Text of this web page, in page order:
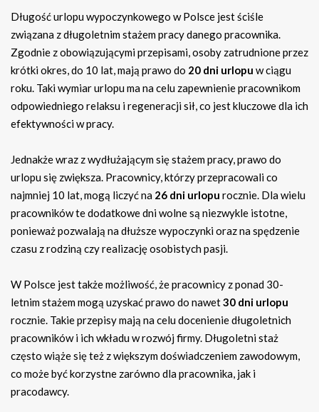
Długość urlopu wypoczynkowego w Polsce jest ściśle
związana z długoletnim stażem pracy danego pracownika.
Zgodnie z obowiązującymi przepisami, osoby zatrudnione przez
krótki okres, do 10 lat, mają prawo do 20 dni urlopu w ciągu
roku. Taki wymiar urlopu ma na celu zapewnienie pracownikom
odpowiedniego relaksu i regeneracji sił, co jest kluczowe dla ich
efektywności w pracy.
Jednakże wraz z wydłużającym się stażem pracy, prawo do
urlopu się zwiększa. Pracownicy, którzy przepracowali co
najmniej 10 lat, mogą liczyć na 26 dni urlopu rocznie. Dla wielu
pracowników te dodatkowe dni wolne są niezwykle istotne,
ponieważ pozwalają na dłuższe wypoczynki oraz na spędzenie
czasu z rodziną czy realizację osobistych pasji.
W Polsce jest także możliwość, że pracownicy z ponad 30-
letnim stażem mogą uzyskać prawo do nawet30 dni urlopu
rocznie. Takie przepisy mają na celu docenienie długoletnich
pracowników i ich wkładu w rozwój firmy. Długoletni staż
często wiąże się też z większym doświadczeniem zawodowym,
co może być korzystne zarówno dla pracownika, jak i
pracodawcy.